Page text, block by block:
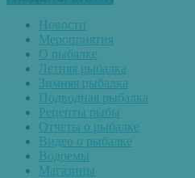
Новости
Мероприятия
О рыбалке
Летняя рыбалка
Зимняя рыбалка
Подводная рыбалка
Рецепты рыбы
Отчеты о рыбалке
Видео о рыбалке
Водоемы
Магазины